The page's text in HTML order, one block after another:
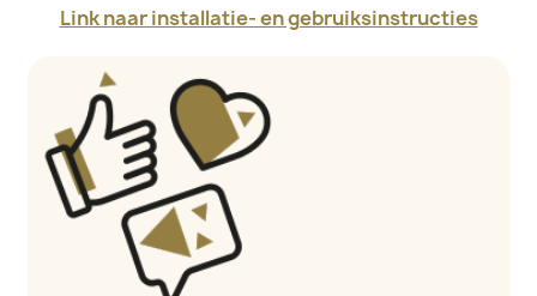
Link naar installatie- en gebruiksinstructies